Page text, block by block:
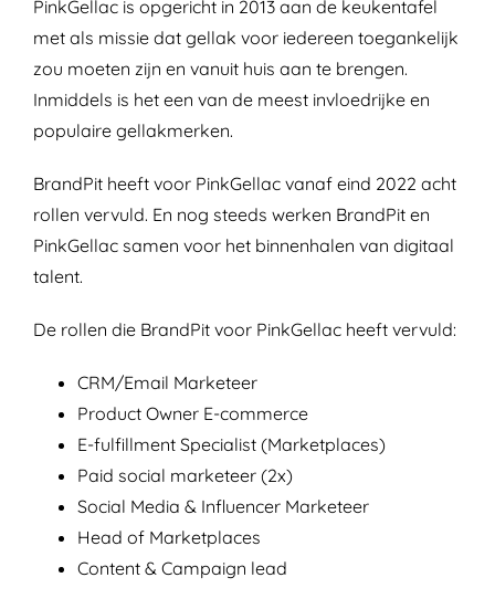
PinkGellac is opgericht in 2013 aan de keukentafel
met als missie dat gellak voor iedereen toegankelijk
zou moeten zijn en vanuit huis aan te brengen.
Inmiddels is het een van de meest invloedrijke en
populaire gellakmerken.
BrandPit heeft voor PinkGellac vanaf eind 2022 acht
rollen vervuld. En nog steeds werken BrandPit en
PinkGellac samen voor het binnenhalen van digitaal
talent.
De rollen die BrandPit voor PinkGellac heeft vervuld:
CRM/Email Marketeer
Product Owner E-commerce
E-fulfillment Specialist (Marketplaces)
Paid social marketeer (2x)
Social Media & Influencer Marketeer
Head of Marketplaces
Content & Campaign lead